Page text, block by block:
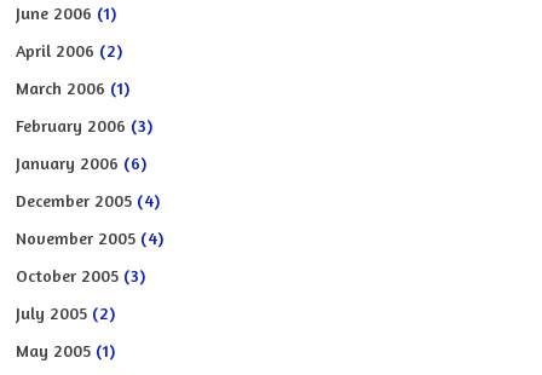
June 2006 (1)
April 2006 (2)
March 2006 (1)
February 2006 (3)
January 2006 (6)
December 2005 (4)
November 2005 (4)
October 2005 (3)
July 2005 (2)
May 2005 (1)